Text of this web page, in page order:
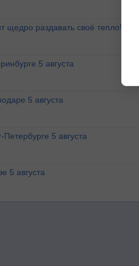
щедро раздавать своё тепло!
5 августа
5 августа
5 августа
5 августа